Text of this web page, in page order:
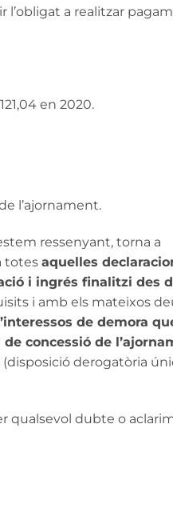
a realitzar
en 2020.
l’ajornament.
ressenyant, torna a
totes aquelles
i ingrés finalitzi des
i amb els mateixos
de demora
concessió de
derogatòria
qualsevol dubte o